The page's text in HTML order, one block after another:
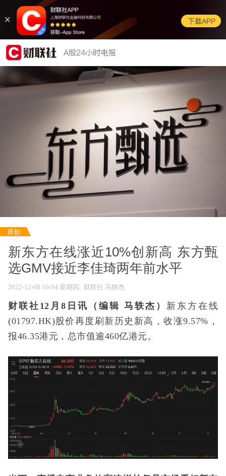
原创
新东方在线涨近10%创新高 东方甄
选GMV接近李佳琦两年前水平
2022-12-08 10:04 星期四 财联社 马轶杰
财联社12月8日讯（编辑 马轶杰） 新东方在线
(01797.HK)股价再度刷新历史新高，收涨9.57%，
报46.35港元，总市值逾460亿港元。